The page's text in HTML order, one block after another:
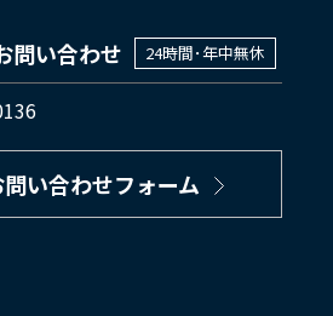
問い合わせ 24時間･年中無休
問い合わせフォーム